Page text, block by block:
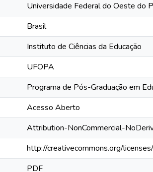
Universidade Federal do Oeste do
Brasil
Instituto de Ciências da Educação
UFOPA
Programa de Pós-Graduação em
Acesso Aberto
Attribution-NonCommercial-
http://creativecommons.org/
PDF